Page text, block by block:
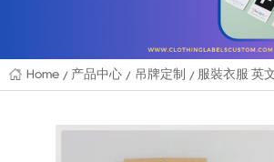
Home 产品中心 吊牌定制 服裝衣服 英